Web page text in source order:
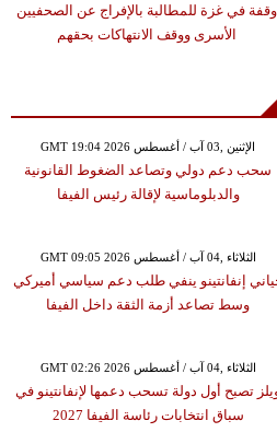
وقفة في غزة للمطالبة بالإفراج عن الصحفيين
الأسرى ووقف الانتهاكات بحقهم
GMT 19:04 2026 الإثنين ,03 آب / أغسطس
سحب دعم دولي وتصاعد الضغوط القانونية
والدبلوماسية لإقالة رئيس الفيفا
GMT 09:05 2026 الثلاثاء ,04 آب / أغسطس
إنفانتينو ينفي طلب دعم سياسي أميركي
وسط تصاعد أزمة الثقة داخل الفيفا
GMT 02:26 2026 الثلاثاء ,04 آب / أغسطس
تصبح أول دولة تسحب دعمها لإنفانتينو في
سباق انتخابات رئاسة الفيفا 2027